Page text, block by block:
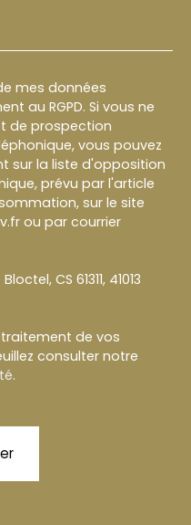
mes données
au RGPD. Si vous ne
de prospection
vous pouvez
sur la liste d'opposition
prévu par l'article
sur le site
ou par courrier
CS 61311, 41013
traitement de vos
consulter notre
.